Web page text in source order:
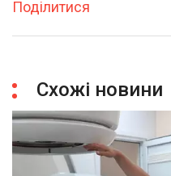
Поділитися
Схожі новини